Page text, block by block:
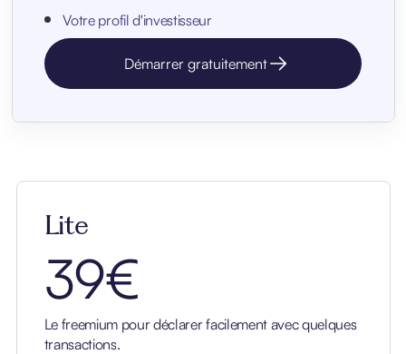
Votre profil d'investisseur
Démarrer gratuitement
Lite
39€
Le freemium pour déclarer facilement avec quelques
transactions.